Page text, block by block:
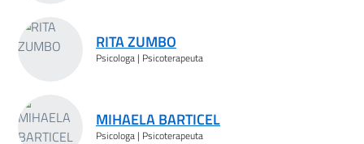
RITA ZUMBO
Psicologa | Psicoterapeuta
MIHAELA BARTICEL
Psicologa | Psicoterapeuta